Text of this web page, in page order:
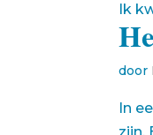
Ik
door
In